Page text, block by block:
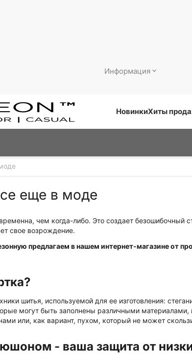
Информация
НовинкиХиты
еще в моде
чем когда-либо. Это создает безошибочный
свое возрождение.
предлагаем в нашем интернет-магазине от
шитья, используемой для ее изготовления:
могут быть заполнены различными
или, как вариант, пухом, который не может
- ваша защита от